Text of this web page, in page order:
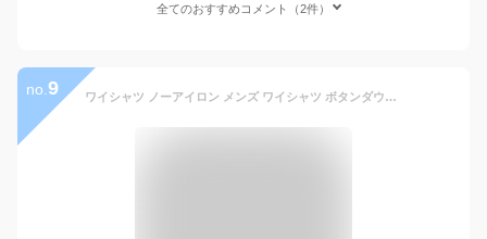
全てのおすすめコメント（2件）
no. 9 ワイシャツ ノーアイロン メンズ ワイシャツ ボタンダウン ドレスシャツ 半袖 長袖 超形態安定 長袖ワイシャツ ノンアイロン ビジネス 結婚式 仕事 ホワイト 白 ブラック 黒 無地 就活 おしゃれ 春夏 男性 yシャツ ステージ 衣装 送料無料